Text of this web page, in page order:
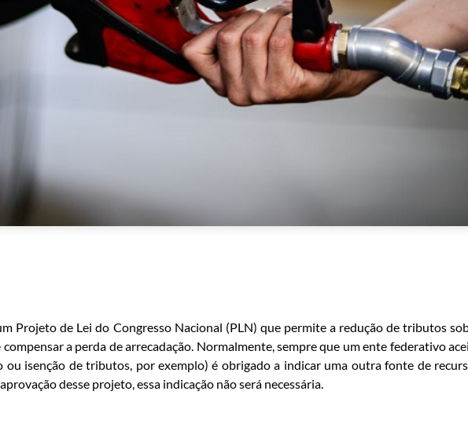
Projeto de Lei do Congresso Nacional (PLN) que permite a redução de tributos
a perda de arrecadação. Normalmente, sempre que um ente federativo
ou isenção de tributos, por exemplo) é obrigado a indicar uma outra fonte de
desse projeto, essa indicação não será necessária.